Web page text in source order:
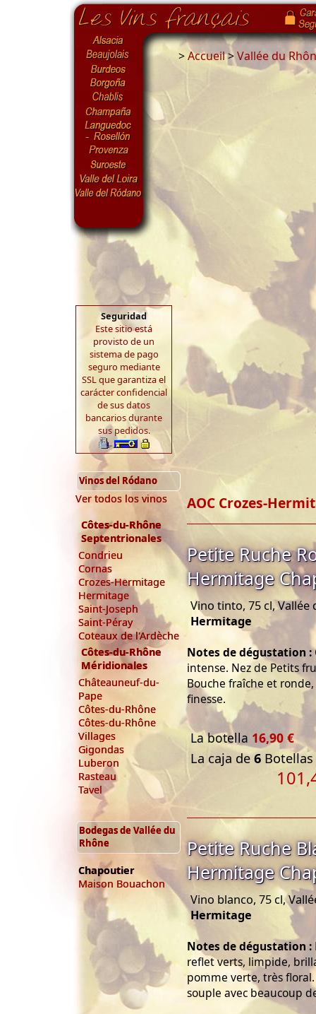
Seguridad
Este sitio está
provisto de un
sistema de pago
seguro mediante
SSL que garantiza el
carácter confidencial
de sus datos
bancarios durante
sus pedidos.
>Accueil>Vallée du
Vinos del Ródano
Ver todos los vinos
Côtes-du-Rhône
Septentrionales
Condrieu
Cornas
Crozes-Hermitage
Hermitage
Saint-Joseph
Saint-Péray
Coteaux de l'Ardèche
Côtes-du-Rhône
Méridionales
Châteauneuf-du-
Pape
Côtes-du-Rhône
Côtes-du-Rhône
Villages
Gigondas
Luberon
Rasteau
Tavel
Bodegas de Vallée du
Rhône
Chapoutier
Maison Bouachon
AOC Crozes-
Petite Ruche
Hermitage
Vino tinto, 75 cl, Vallée
Hermitage
Notes de dégustation :
intense. Nez de Petits
Bouche fraîche et
finesse.
La botella 16,90 €
La caja de 6 Botellas
Petite Ruche
Hermitage
Vino blanco, 75 cl,
Hermitage
Notes de dégustation :
reflet verts, limpide,
pomme verte, très
souple avec beaucoup